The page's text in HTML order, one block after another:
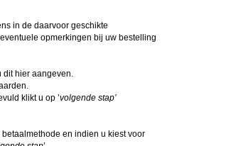
in de daarvoor geschikte
opmerkingen bij uw bestelling
dit hier aangeven.
klikt u op ’volgende stap’
en indien u kiest voor